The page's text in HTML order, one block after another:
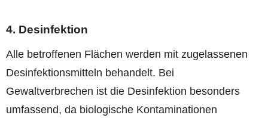
4. Desinfektion
Alle betroffenen Flächen werden mit zugelassenen
Desinfektionsmitteln behandelt. Bei
Gewaltverbrechen ist die Desinfektion besonders
umfassend, da biologische Kontaminationen